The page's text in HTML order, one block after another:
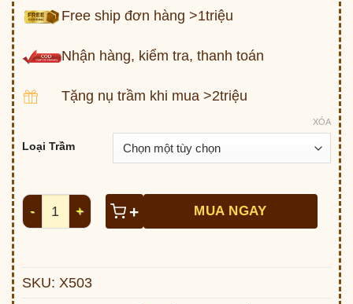
Free ship đơn hàng >1triệu
Nhận hàng, kiểm tra, thanh toán
Tặng nụ trầm khi mua >2triệu
Loại Trầm
XÓA
Trầm Hương Kiến rừng Tiên Phước (hộp 50g) số lượng
+ MUA NGAY
SKU: X503